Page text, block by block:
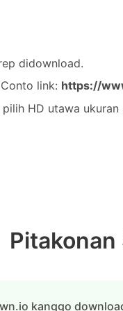
didownload.
link: https://
HD utawa
kanggo